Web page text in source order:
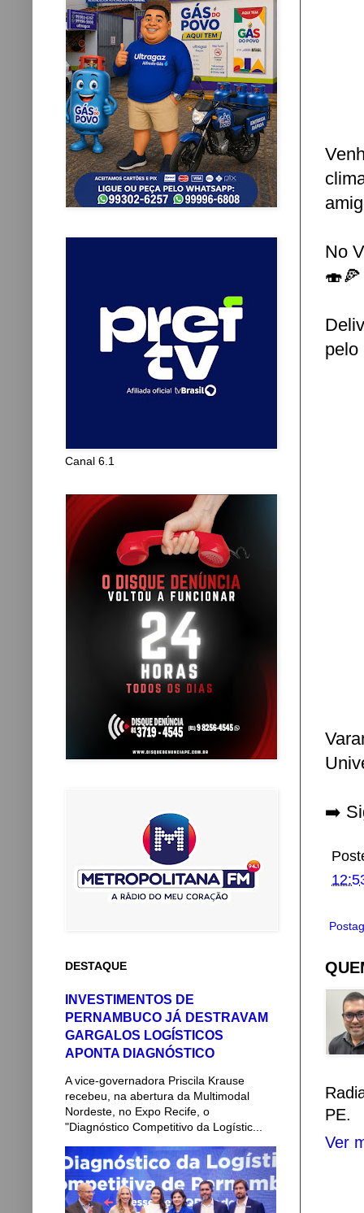
No
🍣🍕
➡️
PE.
Ver
Canal 6.1
DESTAQUE
INVESTIMENTOS DE
PERNAMBUCO JÁ DESTRAVAM
GARGALOS LOGÍSTICOS
APONTA DIAGNÓSTICO
A vice-governadora Priscila Krause
recebeu, na abertura da Multimodal
Nordeste, no Expo Recife, o
"Diagnóstico Competitivo da Logístic...